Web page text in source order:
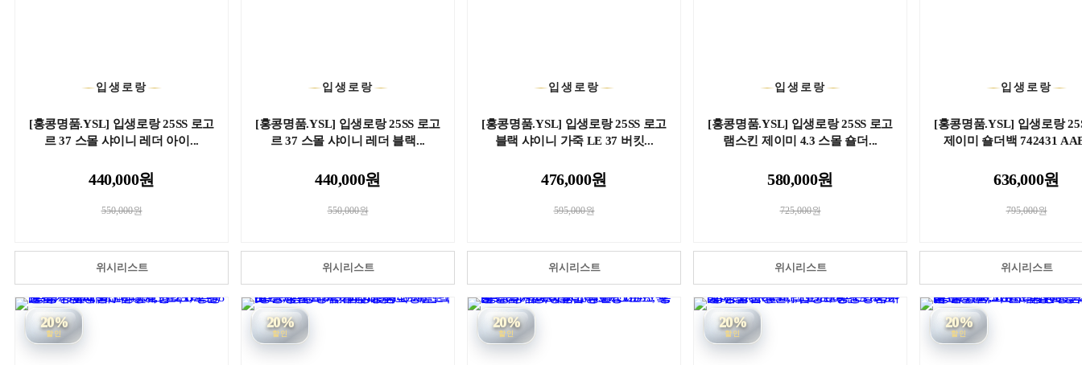
입생로랑
[홍콩명품.YSL] 입생로랑 25SS 로고
르 37 스몰 샤이니 레더 아이...
440,000원
550,000원
위시리스트
입생로랑
[홍콩명품.YSL] 입생로랑 25SS 로고
르 37 스몰 샤이니 레더 블랙...
440,000원
550,000원
위시리스트
입생로랑
[홍콩명품.YSL] 입생로랑 25SS 로고
블랙 샤이니 가죽 LE 37 버킷...
476,000원
595,000원
위시리스트
입생로랑
[홍콩명품.YSL] 입생로랑 25SS 로고
램스킨 제이미 4.3 스몰 숄더...
580,000원
725,000원
위시리스트
입생로랑
[홍콩명품.YSL] 입생로랑
제이미 숄더백 742431
636,000원
795,000원
위시리스트
20%
할인
20%
할인
20%
할인
20%
할인
20%
할인